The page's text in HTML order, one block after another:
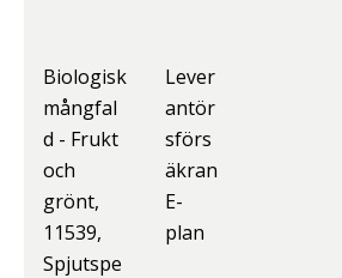
Biologisk
mångfal
d - Frukt
och
grönt,
11539,
Spjutspe
Lever
antör
sförs
äkran
E-
plan